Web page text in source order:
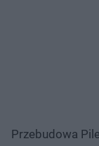
Przebudowa